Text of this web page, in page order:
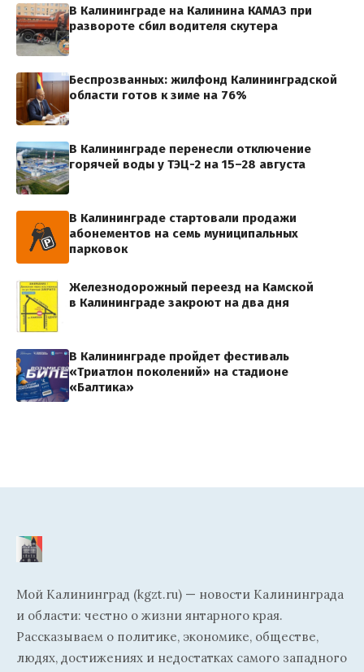
В Калининграде на Калинина КАМАЗ при
развороте сбил водителя скутера
Беспрозванных: жилфонд Калининградской
области готов к зиме на 76%
В Калининграде перенесли отключение
горячей воды у ТЭЦ-2 на 15–28 августа
В Калининграде стартовали продажи
абонементов на семь муниципальных
парковок
Железнодорожный переезд на Камской
в Калининграде закроют на два дня
В Калининграде пройдет фестиваль
«Триатлон поколений» на стадионе
«Балтика»
Мой Калининград (kgzt.ru) — новости Калининграда
и области: честно о жизни янтарного края.
Рассказываем о политике, экономике, обществе,
людях, достижениях и недостатках самого западного